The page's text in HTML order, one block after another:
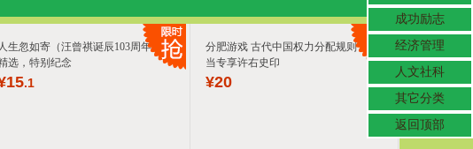
童装童鞋
家具装饰
成功励志
经济管理
人文社科
其它分类
返回顶部
人生忽如寄（汪曾祺诞辰103周年散文
选，特别纪念
15.1
分肥游戏 古代中国权力分配规则 当
当专享许右史印
¥20